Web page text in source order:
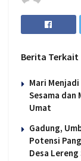
Berita Terkait
Mari
Sesama dan
Umat
Gadung,
Potensi
Desa Lereng